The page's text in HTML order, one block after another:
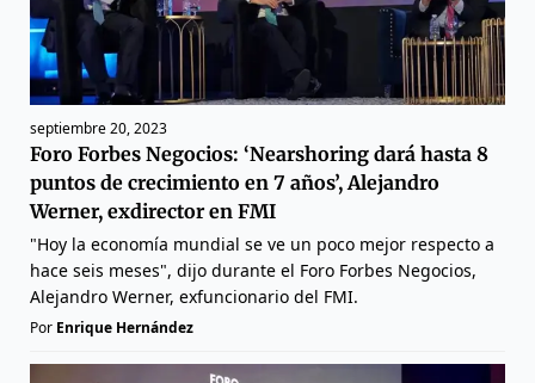
septiembre 20, 2023
Foro Forbes Negocios: ‘Nearshoring dará hasta 8
puntos de crecimiento en 7 años’, Alejandro
Werner, exdirector en FMI
"Hoy la economía mundial se ve un poco mejor respecto a
hace seis meses", dijo durante el Foro Forbes Negocios,
Alejandro Werner, exfuncionario del FMI.
Por Enrique Hernández